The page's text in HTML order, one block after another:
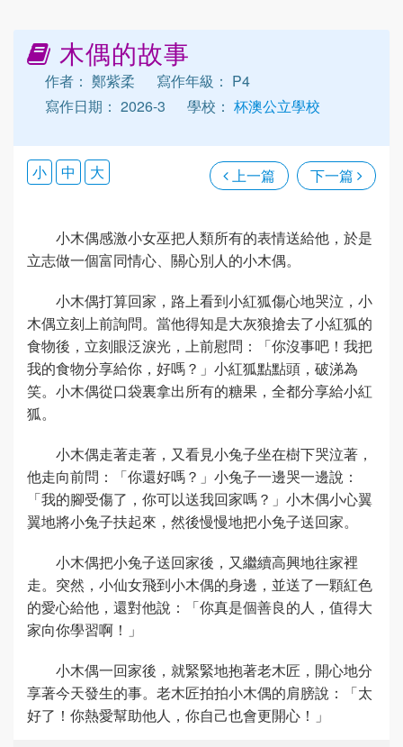
木偶的故事
作者： 鄭紫柔
寫作年級： P4
寫作日期： 2026-3
學校： 杯澳公立學校
上一篇 下一篇
小 中 大
小木偶感激小女巫把人類所有的表情送給他，於是
立志做一個富同情心、關心別人的小木偶。
小木偶打算回家，路上看到小紅狐傷心地哭泣，小
木偶立刻上前詢問。當他得知是大灰狼搶去了小紅狐的
食物後，立刻眼泛淚光，上前慰問：「你沒事吧！我把
我的食物分享給你，好嗎？」小紅狐點點頭，破涕為
笑。小木偶從口袋裏拿出所有的糖果，全都分享給小紅
狐。
小木偶走著走著，又看見小兔子坐在樹下哭泣著，
他走向前問：「你還好嗎？」小兔子一邊哭一邊說：
「我的腳受傷了，你可以送我回家嗎？」小木偶小心翼
翼地將小兔子扶起來，然後慢慢地把小兔子送回家。
小木偶把小兔子送回家後，又繼續高興地往家裡
走。突然，小仙女飛到小木偶的身邊，並送了一顆紅色
的愛心給他，還對他說：「你真是個善良的人，值得大
家向你學習啊！」
小木偶一回家後，就緊緊地抱著老木匠，開心地分
享著今天發生的事。老木匠拍拍小木偶的肩膀說：「太
好了！你熱愛幫助他人，你自己也會更開心！」